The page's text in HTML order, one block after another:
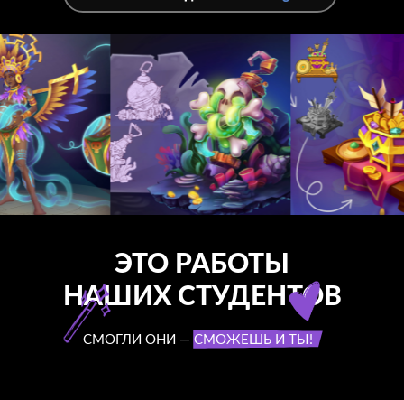
ЭТО РАБОТЫ
НАШИХ СТУДЕНТОВ
СМОГЛИ ОНИ — СМОЖЕШЬ И ТЫ!